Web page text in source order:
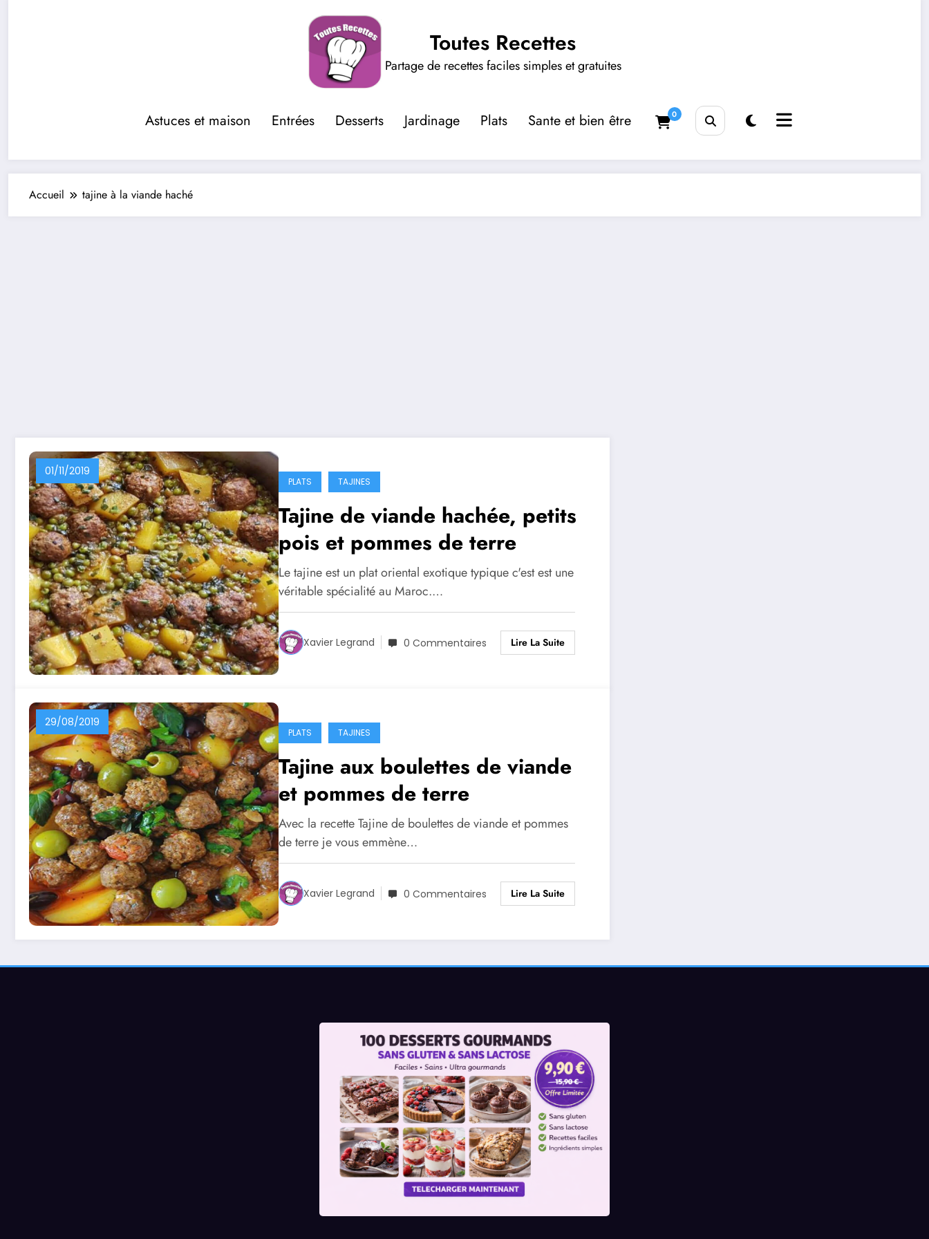
Toutes Recettes
Partage de recettes faciles simples et gratuites
Astuces et maison Entrées Desserts Jardinage Plats Sante et bien être 0
Accueil tajine à la viande haché
01/11/2019
PLATS TAJINES
Tajine de viande hachée, petits
pois et pommes de terre
Le tajine est un plat oriental exotique typique c'est est une
véritable spécialité au Maroc.…
Xavier Legrand 0 Commentaires Lire La Suite
29/08/2019
PLATS TAJINES
Tajine aux boulettes de viande
et pommes de terre
Avec la recette Tajine de boulettes de viande et pommes
de terre je vous emmène…
Xavier Legrand 0 Commentaires Lire La Suite